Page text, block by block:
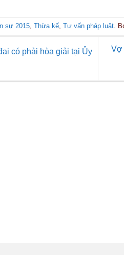
sự 2015,Thừa kế,Tư vấn pháp luật.
có phải hòa giải tại Ủy
Vợ